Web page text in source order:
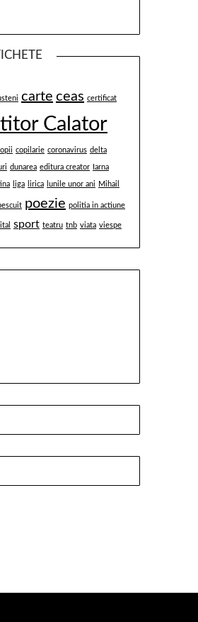
carte ceas certificat
Calator
copilarie coronavirus delta
dunarea editura creator Iarna
liga lirica lunile unor ani Mihail
poezie politia in actiune
sport teatru tnb viata viespe